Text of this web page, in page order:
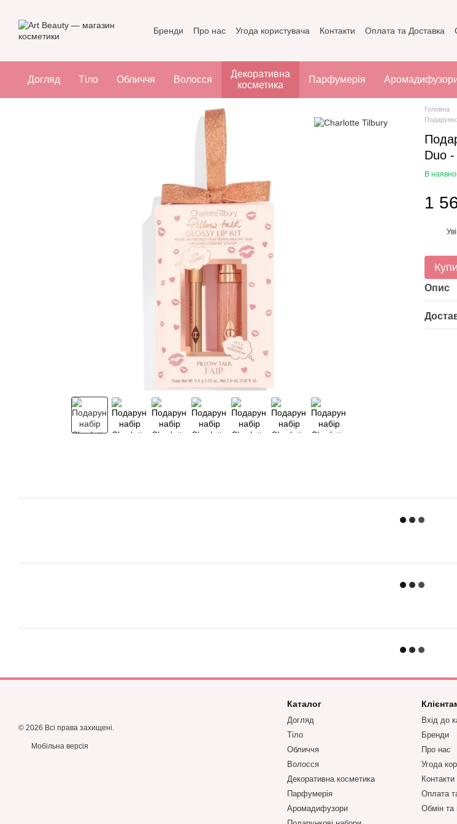
Бренди Про нас Угода користувача Контакти Оплата та Доставка
Догляд Тіло Обличчя Волосся
Декоративна
косметика
Парфумерія
Головна
Duo
В
1
Опис
© 2026 Всі права захищені.
Мобільна версія
Каталог
Догляд
Тіло
Обличчя
Волосся
Декоративна косметика
Парфумерія
Аромадифузори
Вхід до
Бренди
Про нас
Угода
Контакти
Оплата
Обмін та